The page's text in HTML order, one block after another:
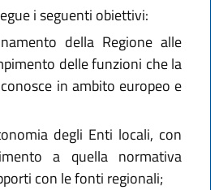
i seguenti obiettivi:
della Regione alle
delle funzioni che la
in ambito europeo e
degli Enti locali, con
a quella normativa
con le fonti regionali;